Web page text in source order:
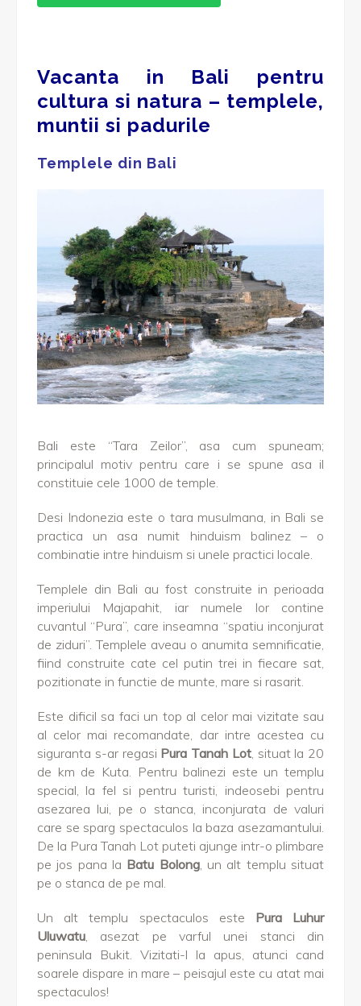
Vacanta in Bali pentru
cultura si natura – templele,
muntii si padurile
Templele din Bali
Bali este “Tara Zeilor”, asa cum spuneam;
principalul motiv pentru care i se spune asa il
constituie cele 1000 de temple.
Desi Indonezia este o tara musulmana, in Bali se
practica un asa numit hinduism balinez – o
combinatie intre hinduism si unele practici locale.
Templele din Bali au fost construite in perioada
imperiului Majapahit, iar numele lor contine
cuvantul “Pura”, care inseamna “spatiu inconjurat
de ziduri”. Templele aveau o anumita semnificatie,
fiind construite cate cel putin trei in fiecare sat,
pozitionate in functie de munte, mare si rasarit.
Este dificil sa faci un top al celor mai vizitate sau
al celor mai recomandate, dar intre acestea cu
siguranta s-ar regasi Pura Tanah Lot, situat la 20
de km de Kuta. Pentru balinezi este un templu
special, la fel si pentru turisti, indeosebi pentru
asezarea lui, pe o stanca, inconjurata de valuri
care se sparg spectaculos la baza asezamantului.
De la Pura Tanah Lot puteti ajunge intr-o plimbare
pe jos pana la Batu Bolong, un alt templu situat
pe o stanca de pe mal.
Un alt templu spectaculos este Pura Luhur
Uluwatu , asezat pe varful unei stanci din
peninsula Bukit. Vizitati-l la apus, atunci cand
soarele dispare in mare – peisajul este cu atat mai
spectaculos!